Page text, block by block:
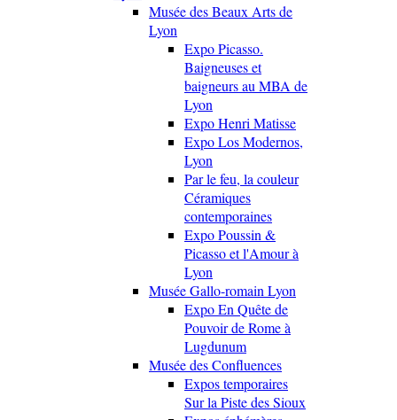
Musée des Beaux Arts de
Lyon
Expo Picasso.
Baigneuses et
baigneurs au MBA de
Lyon
Expo Henri Matisse
Expo Los Modernos,
Lyon
Par le feu, la couleur
Céramiques
contemporaines
Expo Poussin &
Picasso et l'Amour à
Lyon
Musée Gallo-romain Lyon
Expo En Quête de
Pouvoir de Rome à
Lugdunum
Musée des Confluences
Expos temporaires
Sur la Piste des Sioux